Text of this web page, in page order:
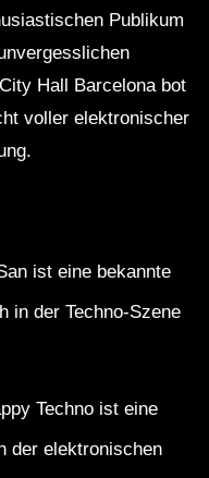
Publikum
Hall Barcelona bot
voller elektronischer
ist eine bekannte
in der Techno-Szene
Techno ist eine
der elektronischen